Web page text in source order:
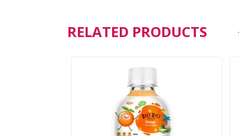
RELATED PRODUCTS